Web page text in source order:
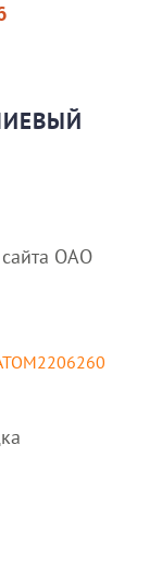
сайта ОАО